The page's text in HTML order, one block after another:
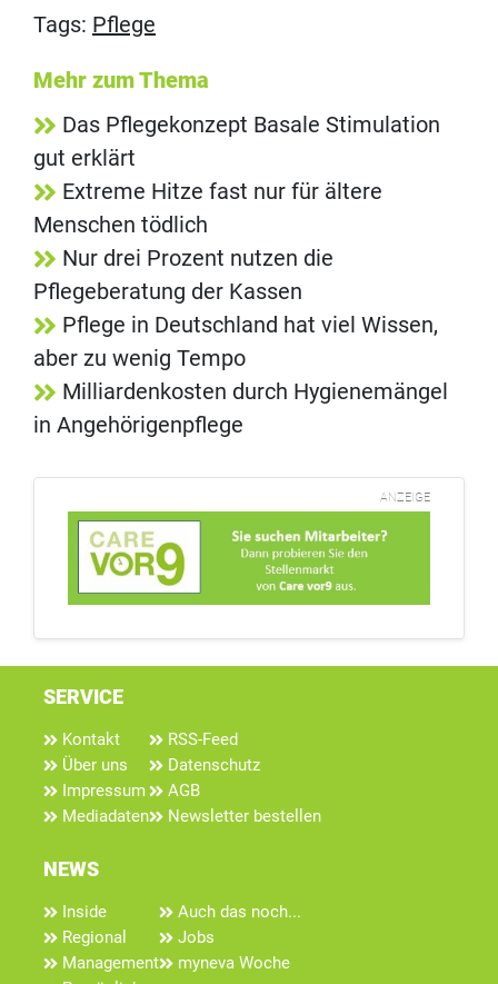
Tags: Pflege
Mehr zum Thema
Das Pflegekonzept Basale Stimulation
gut erklärt
Extreme Hitze fast nur für ältere
Menschen tödlich
Nur drei Prozent nutzen die
Pflegeberatung der Kassen
Pflege in Deutschland hat viel Wissen,
aber zu wenig Tempo
Milliardenkosten durch Hygienemängel
in Angehörigenpflege
ANZEIGE
SERVICE
Kontakt
Über uns
Impressum
Mediadaten
RSS-Feed
Datenschutz
AGB
Newsletter bestellen
NEWS
Inside
Regional
Management
Auch das noch...
Jobs
myneva Woche